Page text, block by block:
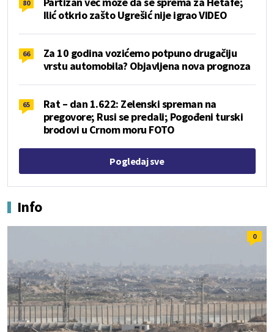
80
Ilić otkrio zašto Ugrešić nije igrao VIDEO
66
Za 10 godina vozićemo potpuno drugačiju
vrstu automobila? Objavljena nova prognoza
65
Rat – dan 1.622: Zelenski spreman na
pregovore; Rusi se predali; Pogođeni turski
brodovi u Crnom moru FOTO
Pogledaj sve
Info
0